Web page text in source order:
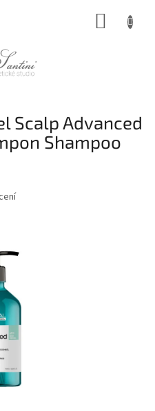
Scalp Advanced
Shampoo